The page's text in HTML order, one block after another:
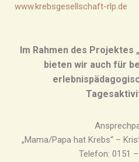
www.krebsgesellschaft-rlp.de
Im Rahmen des Projektes
bieten wir auch für
„Mama/Papa hat Krebs“ –
Telefon: 0151